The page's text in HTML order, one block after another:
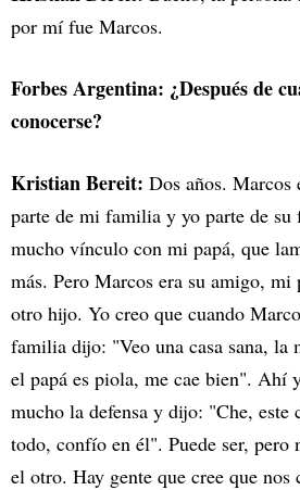
por mí fue Marcos.
Forbes Argentina: ¿Después de
conocerse?
Kristian Bereit: Dos años. Marcos
parte de mi familia y yo parte de
mucho vínculo con mi papá, que
más. Pero Marcos era su amigo, mi
otro hijo. Yo creo que cuando
familia dijo: "Veo una casa sana, la
el papá es piola, me cae bien". Ahí
mucho la defensa y dijo: "Che, este
todo, confío en él". Puede ser, pero
el otro. Hay gente que cree que